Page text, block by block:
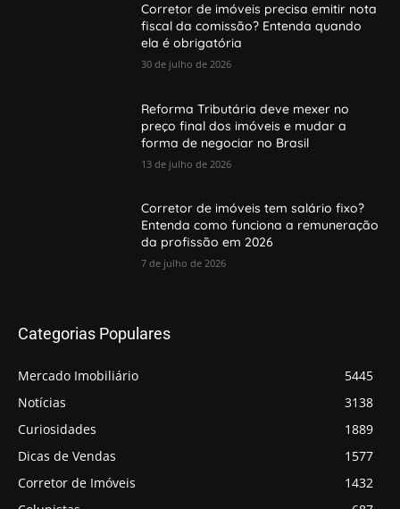
Corretor de imóveis precisa emitir nota
fiscal da comissão? Entenda quando
ela é obrigatória
30 de julho de 2026
Reforma Tributária deve mexer no
preço final dos imóveis e mudar a
forma de negociar no Brasil
13 de julho de 2026
Corretor de imóveis tem salário fixo?
Entenda como funciona a remuneração
da profissão em 2026
7 de julho de 2026
Categorias Populares
Mercado Imobiliário
5445
Notícias
3138
Curiosidades
1889
Dicas de Vendas
1577
Corretor de Imóveis
1432